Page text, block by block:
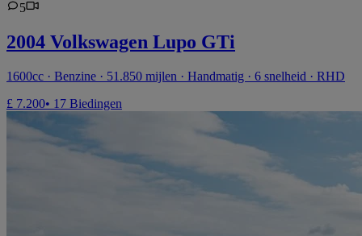
5
2004 Volkswagen Lupo GTi
1600cc · Benzine · 51.850 mijlen · Handmatig · 6 snelheid · RHD
£ 7.200• 17 Biedingen